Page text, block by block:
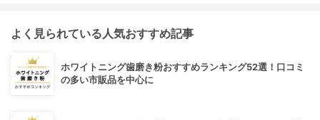
よく見られている人気おすすめ記事
ホワイトニング歯磨き粉おすすめランキング52選！口コミ
の多い市販品を中心に